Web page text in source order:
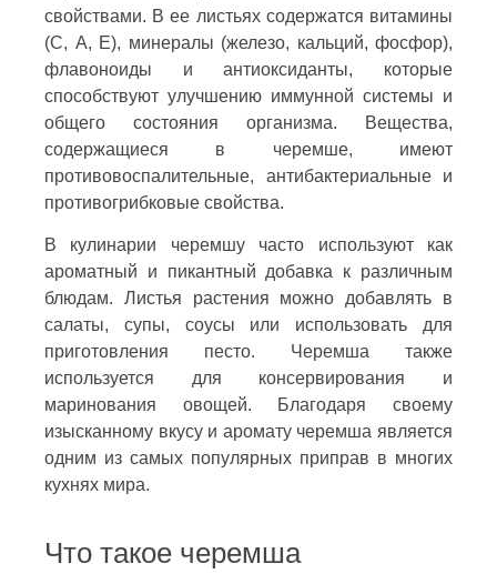
свойствами. В ее листьях содержатся витамины
(C, А, Е), минералы (железо, кальций, фосфор),
флавоноиды и антиоксиданты, которые
способствуют улучшению иммунной системы и
общего состояния организма. Вещества,
содержащиеся в черемше, имеют
противовоспалительные, антибактериальные и
противогрибковые свойства.
В кулинарии черемшу часто используют как
ароматный и пикантный добавка к различным
блюдам. Листья растения можно добавлять в
салаты, супы, соусы или использовать для
приготовления песто. Черемша также
используется для консервирования и
маринования овощей. Благодаря своему
изысканному вкусу и аромату черемша является
одним из самых популярных приправ в многих
кухнях мира.
Что такое черемша